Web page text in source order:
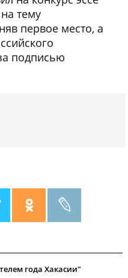
тему
первое место, а
подписью
года Хакасии"